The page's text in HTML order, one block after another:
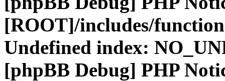
[ROOT]/includes/
Undefined index:
[phpBB Debug] PHP